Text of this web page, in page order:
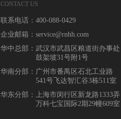
CONTACT US
联系电话： 400-088-0429
企业邮箱： service@rnhh.com
华中总部： 武汉市武昌区粮道街办事处
鼓架坡31号附1号
华南分部： 广州市番禺区石北工业路
541号飞达智汇谷3栋511室
华东分部： 上海市闵行区新龙路1333弄
万科七宝国际2期29幢609室